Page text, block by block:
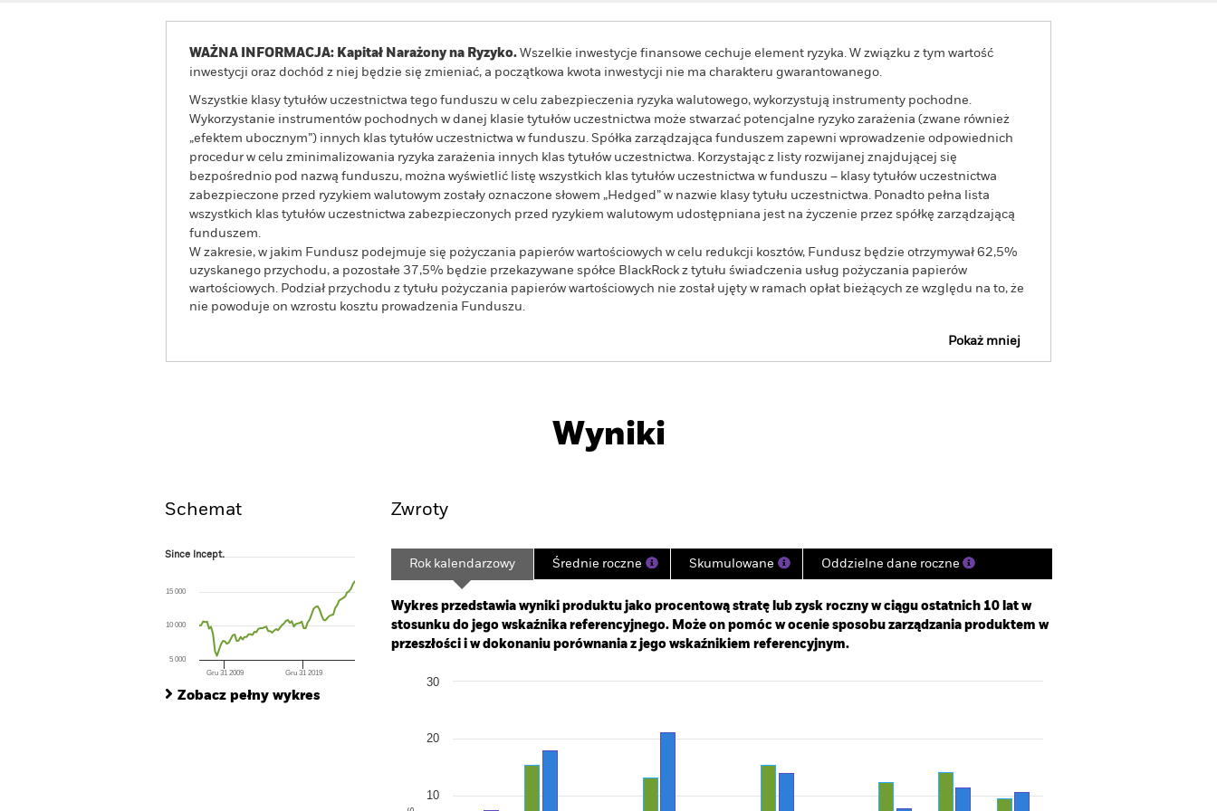
WAŻNA INFORMACJA: Kapitał Narażony na Ryzyko. Wszelkie inwestycje finansowe cechuje element ryzyka. W związku z tym wartość
inwestycji oraz dochód z niej będzie się zmieniać, a początkowa kwota inwestycji nie ma charakteru gwarantowanego.
Wszystkie klasy tytułów uczestnictwa tego funduszu w celu zabezpieczenia ryzyka walutowego, wykorzystują instrumenty pochodne.
Wykorzystanie instrumentów pochodnych w danej klasie tytułów uczestnictwa może stwarzać potencjalne ryzyko zarażenia (zwane również
„efektem ubocznym”) innych klas tytułów uczestnictwa w funduszu. Spółka zarządzająca funduszem zapewni wprowadzenie odpowiednich
procedur w celu zminimalizowania ryzyka zarażenia innych klas tytułów uczestnictwa. Korzystając z listy rozwijanej znajdującej się
bezpośrednio pod nazwą funduszu, można wyświetlić listę wszystkich klas tytułów uczestnictwa w funduszu – klasy tytułów uczestnictwa
zabezpieczone przed ryzykiem walutowym zostały oznaczone słowem „Hedged” w nazwie klasy tytułu uczestnictwa. Ponadto pełna lista
wszystkich klas tytułów uczestnictwa zabezpieczonych przed ryzykiem walutowym udostępniana jest na życzenie przez spółkę zarządzającą
funduszem.
W zakresie, w jakim Fundusz podejmuje się pożyczania papierów wartościowych w celu redukcji kosztów, Fundusz będzie otrzymywał 62,5%
uzyskanego przychodu, a pozostałe 37,5% będzie przekazywane spółce BlackRock z tytułu świadczenia usług pożyczania papierów
wartościowych. Podział przychodu z tytułu pożyczania papierów wartościowych nie został ujęty w ramach opłat bieżących ze względu na to, że
nie powoduje on wzrostu kosztu prowadzenia Funduszu.
Pokaż mniej
Wyniki
Schemat
Since Incept.
The chart has 1 X axis displaying Time. Range: 2006-10-01 00:00:00 to 2026-07-31 00:00:00.
The chart has 1 Y axis displaying values. Range: -50 to 100.
Since Incept.
Gru 31 2009 Gru 31 2019
5 000
10 000
15 000
Zobacz pełny wykres
Zwroty
Rok kalendarzowy Średnie roczne Skumulowane Oddzielne dane roczne
Wykres przedstawia wyniki produktu jako procentową stratę lub zysk roczny w ciągu ostatnich 10 lat w
stosunku do jego wskaźnika referencyjnego. Może on pomóc w ocenie sposobu zarządzania produktem w
przeszłości i w dokonaniu porównania z jego wskaźnikiem referencyjnym.
Bar chart with 2 data series.
10
20
30